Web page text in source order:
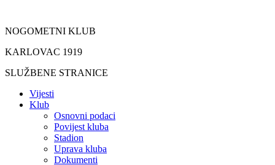
sadržaj
NOGOMETNI KLUB
KARLOVAC 1919
SLUŽBENE STRANICE
Vijesti
Klub
Osnovni podaci
Povijest kluba
Stadion
Uprava kluba
Dokumenti